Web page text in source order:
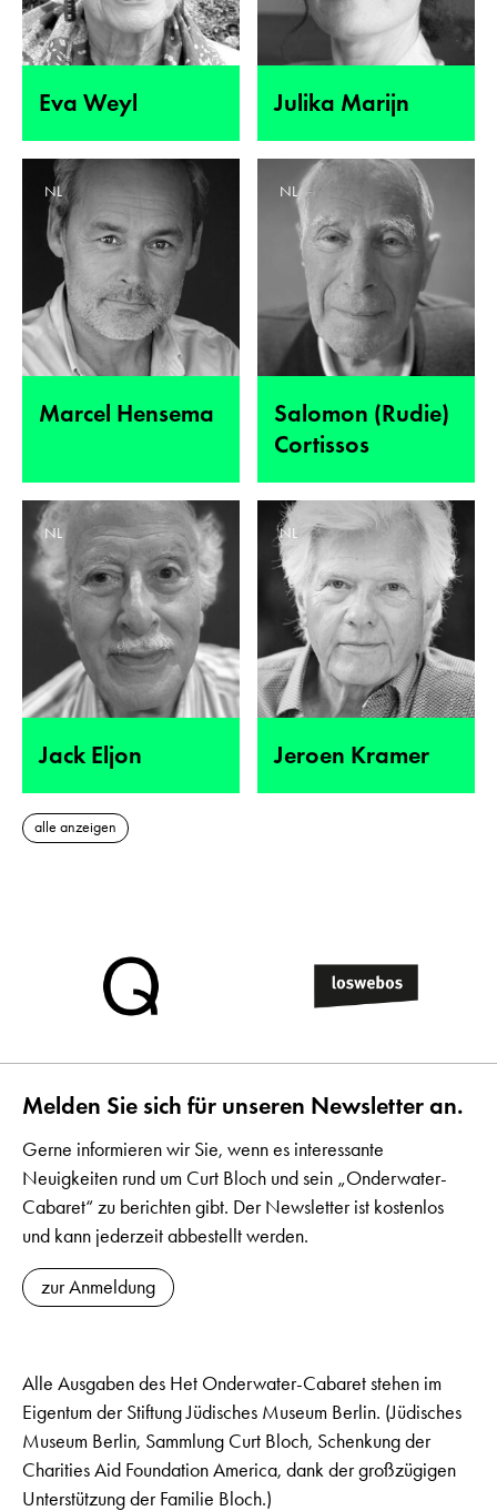
Eva Weyl Julika Marijn
Marcel Hensema
NL
Salomon (Rudie)
Cortissos
NL
Jack Eljon
NL
Jeroen Kramer
NL
alle anzeigen
Melden Sie sich für unseren Newsletter an.
Gerne informieren wir Sie, wenn es interessante
Neuigkeiten rund um Curt Bloch und sein „Onderwater-
Cabaret“ zu berichten gibt. Der Newsletter ist kostenlos
und kann jederzeit abbestellt werden.
zur Anmeldung
Alle Ausgaben des Het Onderwater-Cabaret stehen im
Eigentum der Stiftung Jüdisches Museum Berlin. (Jüdisches
Museum Berlin, Sammlung Curt Bloch, Schenkung der
Charities Aid Foundation America, dank der großzügigen
Unterstützung der Familie Bloch.)